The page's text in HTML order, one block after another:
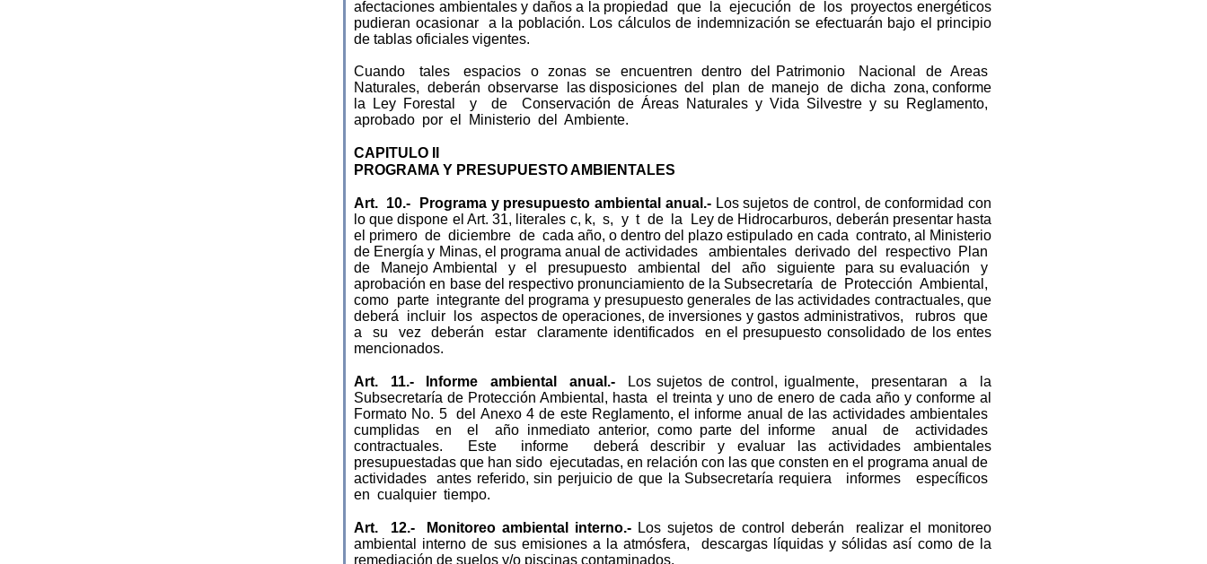
afectaciones ambientales y daños a la propiedad que la ejecución de los proyectos energéticos
pudieran ocasionar a la población. Los cálculos de indemnización se efectuarán bajo el principio
de tablas oficiales vigentes.
Cuando tales espacios o zonas se encuentren dentro del Patrimonio Nacional de Areas
Naturales, deberán observarse las disposiciones del plan de manejo de dicha zona, conforme
la Ley Forestal y de Conservación de Áreas Naturales y Vida Silvestre y su Reglamento,
aprobado por el Ministerio del Ambiente.
CAPITULO II
PROGRAMA Y PRESUPUESTO AMBIENTALES
Art. 10.- Programa y presupuesto ambiental anual.- Los sujetos de control, de conformidad con
lo que dispone el Art. 31, literales c, k, s, y t de la Ley de Hidrocarburos, deberán presentar hasta
el primero de diciembre de cada año, o dentro del plazo estipulado en cada contrato, al Ministerio
de Energía y Minas, el programa anual de actividades ambientales derivado del respectivo Plan
de Manejo Ambiental y el presupuesto ambiental del año siguiente para su evaluación y
aprobación en base del respectivo pronunciamiento de la Subsecretaría de Protección Ambiental,
como parte integrante del programa y presupuesto generales de las actividades contractuales, que
deberá incluir los aspectos de operaciones, de inversiones y gastos administrativos, rubros que
a su vez deberán estar claramente identificados en el presupuesto consolidado de los entes
mencionados.
Art. 11.- Informe ambiental anual.-
Los sujetos de control, igualmente, presentaran a la
Subsecretaría de Protección Ambiental, hasta el treinta y uno de enero de cada año y conforme al
Formato No. 5 del Anexo 4 de este Reglamento, el informe anual de las actividades ambientales
cumplidas en el año inmediato anterior, como parte del informe anual de actividades
contractuales. Este informe deberá describir y evaluar las actividades ambientales
presupuestadas que han sido ejecutadas, en relación con las que consten en el programa anual de
actividades antes referido, sin perjuicio de que la Subsecretaría requiera informes específicos
en cualquier tiempo.
Art. 12.- Monitoreo ambiental interno.- Los sujetos de control deberán realizar el monitoreo
ambiental interno de sus emisiones a la atmósfera, descargas líquidas y sólidas así como de la
remediación de suelos y/o piscinas contaminados.